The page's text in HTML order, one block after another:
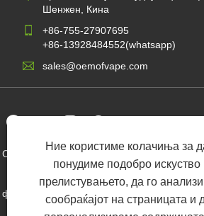
Ние користиме колачиња за
понудиме подобро искуство
прелистувањето, да го
сообраќајот на страницата и
Шенжен, Кина
+86-755-27907695
+86-13928484552(whatsapp)
sales@oemofvape.com
Copyright © 2022 Aplus Precision
задржани.
Производител на кертриџ во Кина,
фабрика за еднократна употреба,
цигара